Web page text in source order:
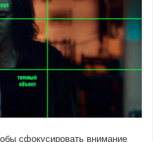
сфокусировать внимание